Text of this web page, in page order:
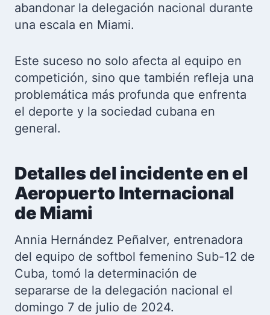
abandonar la delegación nacional durante
una escala en Miami.
Este suceso no solo afecta al equipo en
competición, sino que también refleja una
problemática más profunda que enfrenta
el deporte y la sociedad cubana en
general.
Detalles del incidente en el
Aeropuerto Internacional
de Miami
Annia Hernández Peñalver, entrenadora
del equipo de softbol femenino Sub-12 de
Cuba, tomó la determinación de
separarse de la delegación nacional el
domingo 7 de julio de 2024.